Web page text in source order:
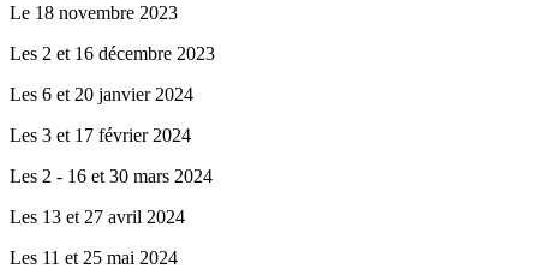
Le 18 novembre 2023
Les 2 et 16 décembre 2023
Les 6 et 20 janvier 2024
Les 3 et 17 février 2024
Les 2 - 16 et 30 mars 2024
Les 13 et 27 avril 2024
Les 11 et 25 mai 2024